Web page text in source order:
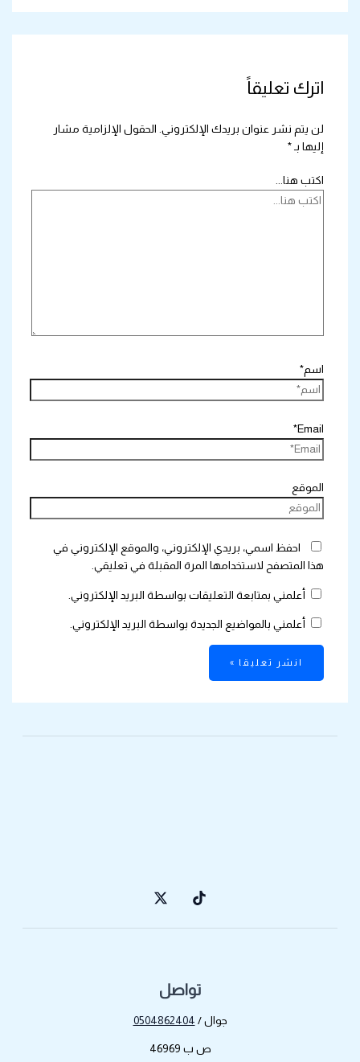
اترك تعليقاً
لن يتم نشر عنوان بريدك الإلكتروني.
الحقول الإلزامية مشار
إليها بـ *
اكتب هنا...
اسم*
Email*
الموقع
احفظ اسمي، بريدي الإلكتروني، والموقع الإلكتروني في
هذا المتصفح لاستخدامها المرة المقبلة في تعليقي.
أعلمني بمتابعة التعليقات بواسطة البريد الإلكتروني.
أعلمني بالمواضيع الجديدة بواسطة البريد الإلكتروني.
تواصل
جوال / 0504862404
ص ب 46969